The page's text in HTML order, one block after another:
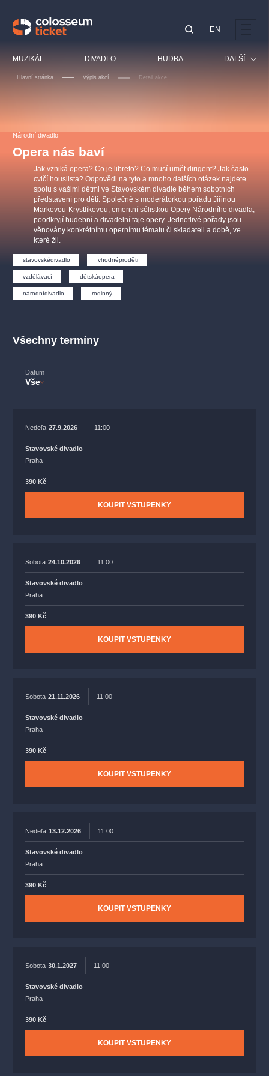
MUZIKÁL DIVADLO HUDBA DALŠÍ
Pro děti
Sport
Ostatní
EN
Hlavní stránka Výpis akcí Detail akce
Národní divadlo
Opera nás baví
Jak vzniká opera? Co je libreto? Co musí umět dirigent? Jak často
cvičí houslista? Odpovědi na tyto a mnoho dalších otázek najdete
spolu s vašimi dětmi ve Stavovském divadle během sobotních
představení pro děti. Společně s moderátorkou pořadu Jiřinou
Markovou-Krystlíkovou, emeritní sólistkou Opery Národního divadla,
poodkryjí hudební a divadelní taje opery. Jednotlivé pořady jsou
věnovány konkrétnímu opernímu tématu či skladateli a době, ve
které žil.
stavovskédivadlo vhodnéproděti
vzdělávací dětskáopera
národnídivadlo rodinný
Všechny termíny
Datum
Vše
Nedeľa 27.9.2026 11:00
Stavovské divadlo
Praha
390 Kč
KOUPIT VSTUPENKY
Sobota 24.10.2026 11:00
Stavovské divadlo
Praha
390 Kč
KOUPIT VSTUPENKY
Sobota 21.11.2026 11:00
Stavovské divadlo
Praha
390 Kč
KOUPIT VSTUPENKY
Nedeľa 13.12.2026 11:00
Stavovské divadlo
Praha
390 Kč
KOUPIT VSTUPENKY
Sobota 30.1.2027 11:00
Stavovské divadlo
Praha
390 Kč
KOUPIT VSTUPENKY
OBYČEJNÁ HOLKA
Agentura 44, s.r.o.
s.r.o.
Ostatní hledají
muzikálypraha
Nejnavštěvovanější
muzikálypraha divadlopraha
filmováhudba státníopera